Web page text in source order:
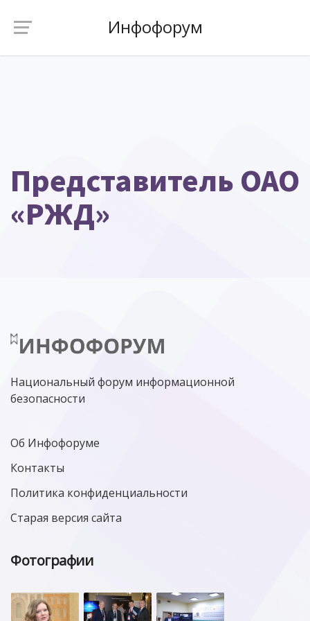
Инфофорум
Представитель ОАО
«РЖД»
Национальный форум информационной
безопасности
Об Инфофоруме
Контакты
Политика конфиденциальности
Старая версия сайта
Фотографии